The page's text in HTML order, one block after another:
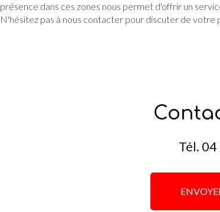
présence dans ces zones nous permet d'offrir un
N'hésitez pas à nous contacter pour discuter de votre
Tél. 04